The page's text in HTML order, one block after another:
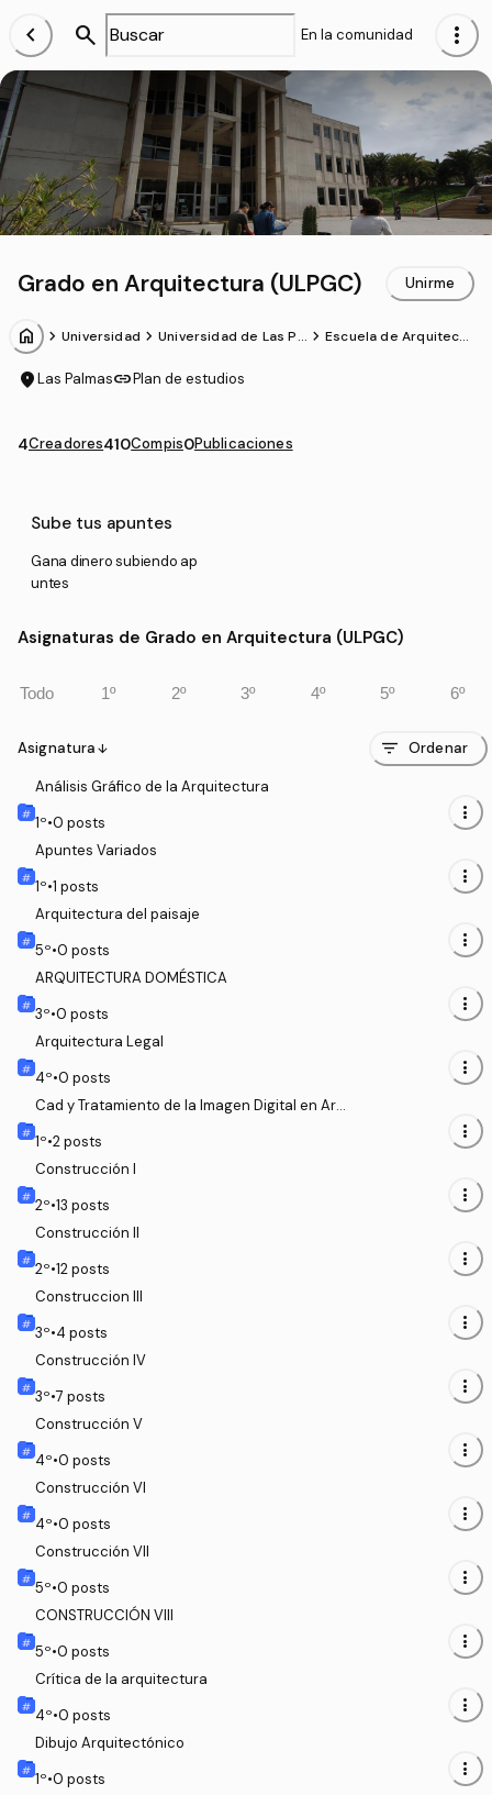
chevron_left search En la comunidad more_vert
Grado en Arquitectura (ULPGC) Unirme
home chevron_forward Universidad chevron_forward Universidad de Las Pa chevron_forward Escuela de Arquitectu
location_onLas PalmaslinkPlan de estudios
4Creadores410Compis0Publicaciones
Sube tus apuntes
Gana dinero subiendo ap
untes
Asignaturas de Grado en Arquitectura (ULPGC)
Todo 1º 2º 3º 4º 5º 6º
Asignatura arrow_downward filter_list Ordenar
Análisis Gráfico de la Arquitectura
1º•0 posts more_vert
Apuntes Variados
1º•1 posts more_vert
Arquitectura del paisaje
5º•0 posts more_vert
ARQUITECTURA DOMÉSTICA
3º•0 posts more_vert
Arquitectura Legal
4º•0 posts more_vert
Cad y Tratamiento de la Imagen Digital en Arq
1º•2posts more_vert
Construcción I
2º•13 posts more_vert
Construcción II
2º•12posts more_vert
Construccion III
3º•4 posts more_vert
Construcción IV
3º•7 posts more_vert
Construcción V
4º•0 posts more_vert
Construcción VI
4º•0 posts more_vert
Construcción VII
5º•0 posts more_vert
CONSTRUCCIÓN VIII
5º•0 posts more_vert
Crítica de la arquitectura
4º•0 posts more_vert
Dibujo Arquitectónico
1º•0 posts more_vert